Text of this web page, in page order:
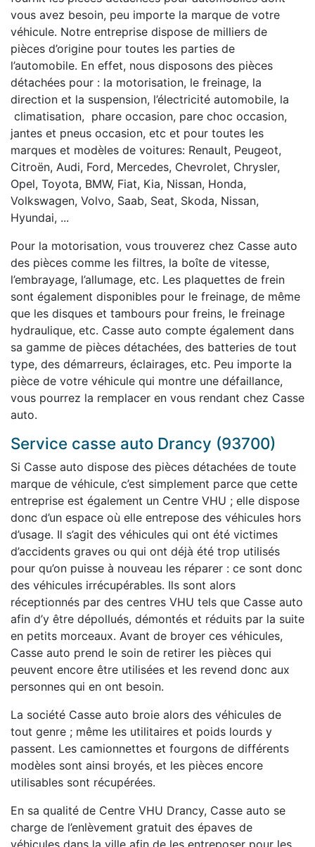
vous avez besoin, peu importe la marque de votre
véhicule. Notre entreprise dispose de milliers de
pièces d’origine pour toutes les parties de
l’automobile. En effet, nous disposons des pièces
détachées pour : la motorisation, le freinage, la
direction et la suspension, l’électricité automobile, la
climatisation, phare occasion, pare choc occasion,
jantes et pneus occasion, etc et pour toutes les
marques et modèles de voitures: Renault, Peugeot,
Citroën, Audi, Ford, Mercedes, Chevrolet, Chrysler,
Opel, Toyota, BMW, Fiat, Kia, Nissan, Honda,
Volkswagen, Volvo, Saab, Seat, Skoda, Nissan,
Hyundai, ...
Pour la motorisation, vous trouverez chez Casse auto
des pièces comme les filtres, la boîte de vitesse,
l’embrayage, l’allumage, etc. Les plaquettes de frein
sont également disponibles pour le freinage, de même
que les disques et tambours pour freins, le freinage
hydraulique, etc. Casse auto compte également dans
sa gamme de pièces détachées, des batteries de tout
type, des démarreurs, éclairages, etc. Peu importe la
pièce de votre véhicule qui montre une défaillance,
vous pourrez la remplacer en vous rendant chez Casse
auto.
Service casse auto Drancy (93700)
Si Casse auto dispose des pièces détachées de toute
marque de véhicule, c’est simplement parce que cette
entreprise est également un Centre VHU ; elle dispose
donc d’un espace où elle entrepose des véhicules hors
d’usage. Il s’agit des véhicules qui ont été victimes
d’accidents graves ou qui ont déjà été trop utilisés
pour qu’on puisse à nouveau les réparer : ce sont donc
des véhicules irrécupérables. Ils sont alors
réceptionnés par des centres VHU tels que Casse auto
afin d’y être dépollués, démontés et réduits par la suite
en petits morceaux. Avant de broyer ces véhicules,
Casse auto prend le soin de retirer les pièces qui
peuvent encore être utilisées et les revend donc aux
personnes qui en ont besoin.
La société Casse auto broie alors des véhicules de
tout genre ; même les utilitaires et poids lourds y
passent. Les camionnettes et fourgons de différents
modèles sont ainsi broyés, et les pièces encore
utilisables sont récupérées.
En sa qualité de Centre VHU Drancy, Casse auto se
charge de l’enlèvement gratuit des épaves de